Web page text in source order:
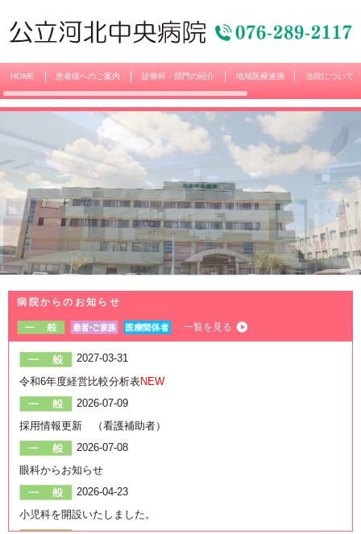
HOME 患者様へのご案内 診療科・部門の紹介 地域医療連携 当院について
病院からのお知らせ
一覧を見る
2027-03-31
令和6年度経営比較分析表NEW
2026-07-09
採用情報更新 （看護補助者）
2026-07-08
眼科からお知らせ
2026-04-23
小児科を開設いたしました。